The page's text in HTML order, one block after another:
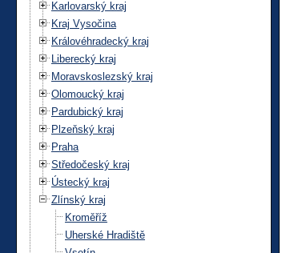
Karlovarský kraj
Kraj Vysočina
Královéhradecký kraj
Liberecký kraj
Moravskoslezský kraj
Olomoucký kraj
Pardubický kraj
Plzeňský kraj
Praha
Středočeský kraj
Ústecký kraj
Zlínský kraj
Kroměříž
Uherské Hradiště